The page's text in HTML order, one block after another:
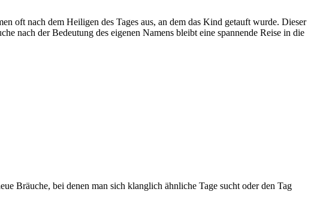
oft nach dem Heiligen des Tages aus, an dem das Kind getauft wurde. Dieser
nach der Bedeutung des eigenen Namens bleibt eine spannende Reise in die
Bräuche, bei denen man sich klanglich ähnliche Tage sucht oder den Tag